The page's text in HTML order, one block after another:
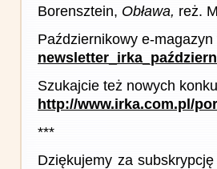
Borensztein, Obława, reż.
Październikowy e-magazyn
Szukajcie też nowych
http://www.irka.com.pl/
***
Dziękujemy za